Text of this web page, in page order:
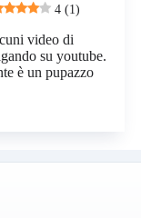
4 (1)
video di
su youtube.
è un pupazzo